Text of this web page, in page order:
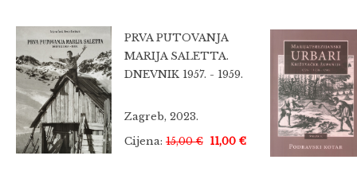
PRVA PUTOVANJA
MARIJA SALETTA.
DNEVNIK 1957. - 1959.
Zagreb, 2023.
Cijena: 15,00 € 11,00 €